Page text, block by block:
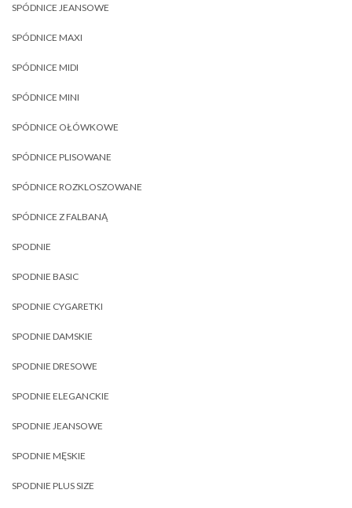
SPÓDNICE JEANSOWE
SPÓDNICE MAXI
SPÓDNICE MIDI
SPÓDNICE MINI
SPÓDNICE OŁÓWKOWE
SPÓDNICE PLISOWANE
SPÓDNICE ROZKLOSZOWANE
SPÓDNICE Z FALBANĄ
SPODNIE
SPODNIE BASIC
SPODNIE CYGARETKI
SPODNIE DAMSKIE
SPODNIE DRESOWE
SPODNIE ELEGANCKIE
SPODNIE JEANSOWE
SPODNIE MĘSKIE
SPODNIE PLUS SIZE